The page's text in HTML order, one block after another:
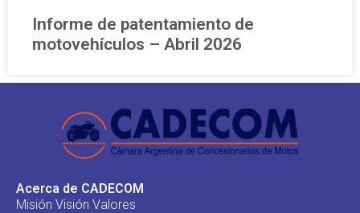
Informe de patentamiento de
motovehículos – Abril 2026
Acerca de CADECOM
Misión Visión Valores